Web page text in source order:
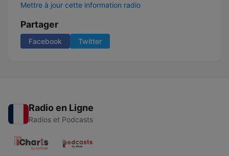
Mettre à jour cette information radio
Partager
Facebook Twitter
Radio en Ligne
Radios et Podcasts